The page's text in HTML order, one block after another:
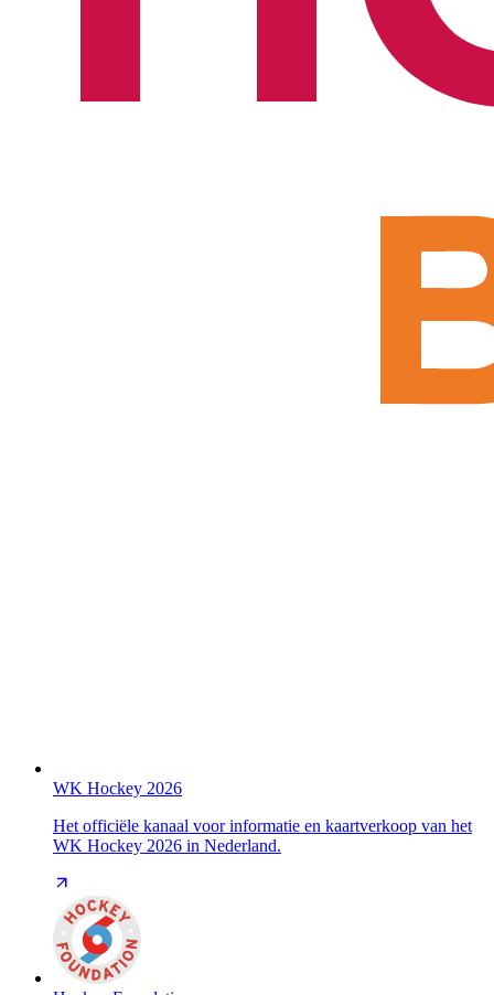
WK Hockey 2026
Het officiële kanaal voor informatie en kaartverkoop van het
WK Hockey 2026 in Nederland.